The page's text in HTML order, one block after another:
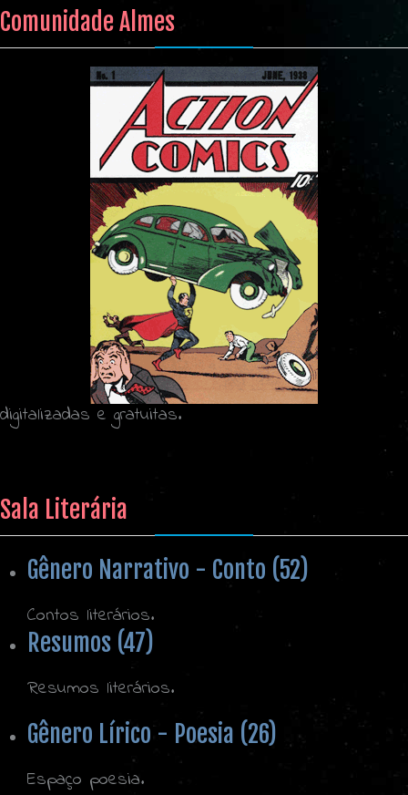
Comunidade Almes
digitalizadas e gratuitas.
Sala Literária
Gênero Narrativo - Conto (52)
Contos literários.
Resumos (47)
Resumos literários.
Gênero Lírico - Poesia (26)
Espaço poesia.